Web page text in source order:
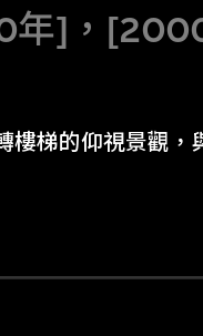
年]，
樓梯的仰視景觀，